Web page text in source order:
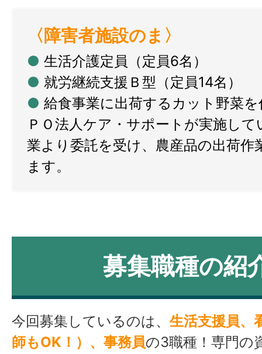
〈障害者施設のま〉
● 生活介護定員（定員6名）
● 就労継続支援Ｂ型（定員14名）
● 給食事業に出荷するカット野菜
ＰＯ法人ケア・サポートが実施し
業より委託を受け、農産品の出荷作
ます。
募集職種の紹
今回募集しているのは、 生活支援員、
師もOK！）、事務員の3職種！専門の